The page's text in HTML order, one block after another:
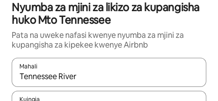
Nyumba za mjini za likizo za kupangisha
huko Mto Tennessee
Pata na uweke nafasi kwenye nyumba za mjini za
kupangisha za kipekee kwenye Airbnb
Mahali
Wakati matokeo yanapatikana, vinjari kwa kutumia vitufe vya